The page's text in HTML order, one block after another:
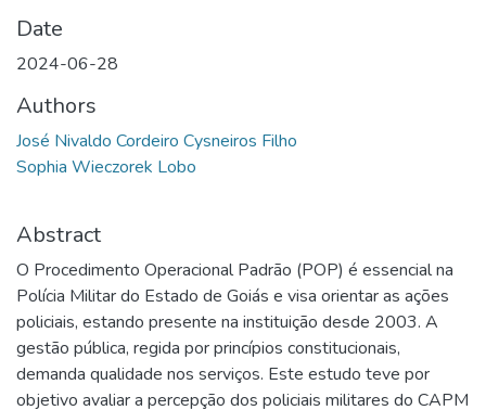
Date
2024-06-28
Authors
José Nivaldo Cordeiro Cysneiros Filho
Sophia Wieczorek Lobo
Abstract
O Procedimento Operacional Padrão (POP) é essencial na
Polícia Militar do Estado de Goiás e visa orientar as ações
policiais, estando presente na instituição desde 2003. A
gestão pública, regida por princípios constitucionais,
demanda qualidade nos serviços. Este estudo teve por
objetivo avaliar a percepção dos policiais militares do CAPM